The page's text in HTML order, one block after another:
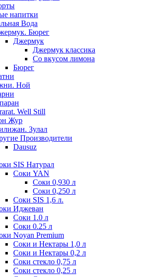
напитки
Вода
Бюрег
Джермук
Джермук классика
Со вкусом лимона
Бюрег
Ной
Well Still
Жур
Зулал
Производители
Dausuz
SIS Натурал
Соки YAN
Соки 0,930 л
Соки 0,250 л
Соки SIS 1,6 л.
Иджеван
Соки 1.0 л
Соки 0.25 л
Noyan Premium
Соки и Нектары 1,0 л
Соки и Нектары 0,2 л
Соки стекло 0,75 л
Соки стекло 0,25 л